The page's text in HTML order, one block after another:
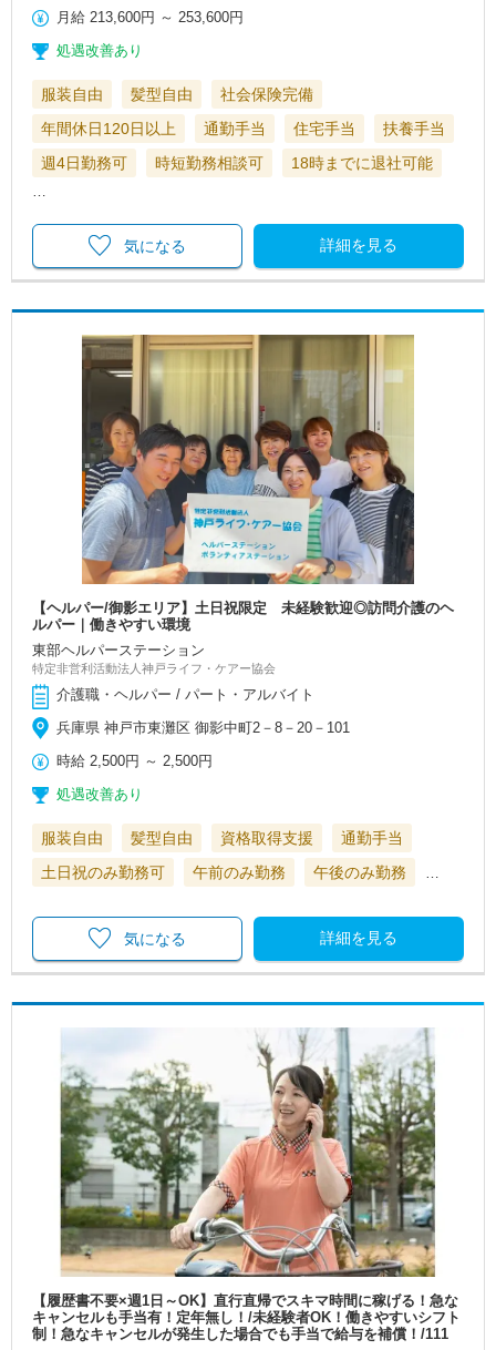
月給 213,600円 ～ 253,600円
処遇改善あり
服装自由 髪型自由
社会保険完備
年間休日120日以上
通勤手当 住宅手当
扶養手当
週4日勤務可
時短勤務相談可 18時までに退社可能
詳細を見る
気になる
【ヘルパー/御影エリア】土日祝限定 未経験歓迎◎訪問介護のヘ
ルパー｜働きやすい環境
東部ヘルパーステーション
特定非営利活動法人神戸ライフ・ケアー協会
介護職・ヘルパー / パート・アルバイト
兵庫県 神戸市東灘区 御影中町2－8－20－101
時給 2,500円 ～ 2,500円
処遇改善あり
服装自由 髪型自由 資格取得支援
通勤手当
土日祝のみ勤務可
午前のみ勤務 午後のみ勤務
詳細を見る
気になる
【履歴書不要×週1日～OK】直行直帰でスキマ時間に稼げる！急な
キャンセルも手当有！定年無し！/未経験者OK！働きやすいシフト
制！急なキャンセルが発生した場合でも手当で給与を補償！/111